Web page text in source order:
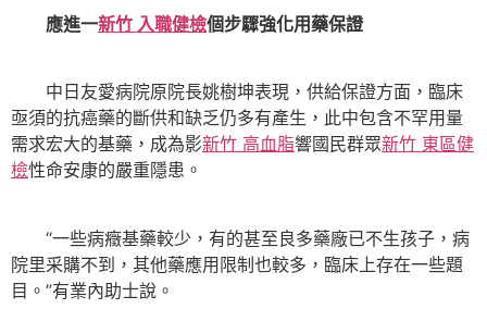
應進一新竹 入職健檢個步驟強化用藥保證
中日友愛病院原院長姚樹坤表現，供給保證方面，臨床
亟須的抗癌藥的斷供和缺乏仍多有產生，此中包含不罕用量
需求宏大的基藥，成為影新竹 高血脂響國民群眾新竹 東區健
檢性命安康的嚴重隱患。
“一些病癥基藥較少，有的甚至良多藥廠已不生孩子，病
院里采購不到，其他藥應用限制也較多，臨床上存在一些題
目。”有業內助士說。